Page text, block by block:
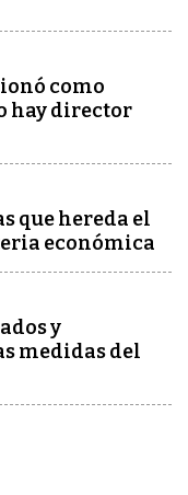
como
hay director
que hereda el
económica
y
medidas del